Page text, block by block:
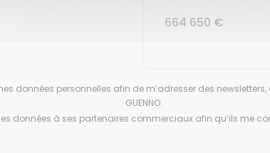
664 650 €
données personnelles afin de m’adresser des
GUENNO.
données à ses partenaires commerciaux afin qu’ils me